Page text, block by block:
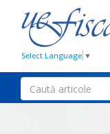
Select Language ▼